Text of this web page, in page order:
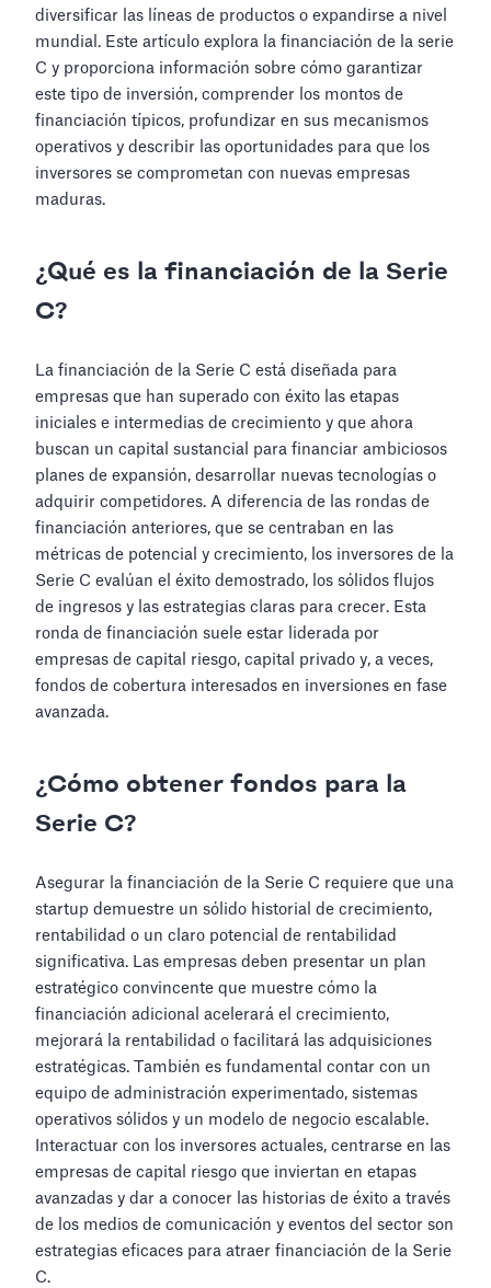
diversificar las líneas de productos o expandirse a nivel
mundial. Este artículo explora la financiación de la serie
C y proporciona información sobre cómo garantizar
este tipo de inversión, comprender los montos de
financiación típicos, profundizar en sus mecanismos
operativos y describir las oportunidades para que los
inversores se comprometan con nuevas empresas
maduras.
¿Qué es la financiación de la Serie
C?
La financiación de la Serie C está diseñada para
empresas que han superado con éxito las etapas
iniciales e intermedias de crecimiento y que ahora
buscan un capital sustancial para financiar ambiciosos
planes de expansión, desarrollar nuevas tecnologías o
adquirir competidores. A diferencia de las rondas de
financiación anteriores, que se centraban en las
métricas de potencial y crecimiento, los inversores de la
Serie C evalúan el éxito demostrado, los sólidos flujos
de ingresos y las estrategias claras para crecer. Esta
ronda de financiación suele estar liderada por
empresas de capital riesgo, capital privado y, a veces,
fondos de cobertura interesados en inversiones en fase
avanzada.
¿Cómo obtener fondos para la
Serie C?
Asegurar la financiación de la Serie C requiere que una
startup demuestre un sólido historial de crecimiento,
rentabilidad o un claro potencial de rentabilidad
significativa. Las empresas deben presentar un plan
estratégico convincente que muestre cómo la
financiación adicional acelerará el crecimiento,
mejorará la rentabilidad o facilitará las adquisiciones
estratégicas. También es fundamental contar con un
equipo de administración experimentado, sistemas
operativos sólidos y un modelo de negocio escalable.
Interactuar con los inversores actuales, centrarse en las
empresas de capital riesgo que inviertan en etapas
avanzadas y dar a conocer las historias de éxito a través
de los medios de comunicación y eventos del sector son
estrategias eficaces para atraer financiación de la Serie
C.